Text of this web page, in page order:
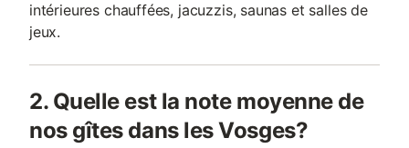
intérieures chauffées, jacuzzis, saunas et salles de
jeux.
2. Quelle est la note moyenne de
nos gîtes dans les Vosges?